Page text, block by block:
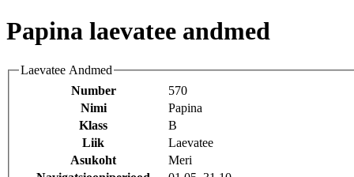
Papina laevatee andmed
Laevatee Andmed
Number
570
Nimi
Papina
Klass
B
Liik
Laevatee
Asukoht
Meri